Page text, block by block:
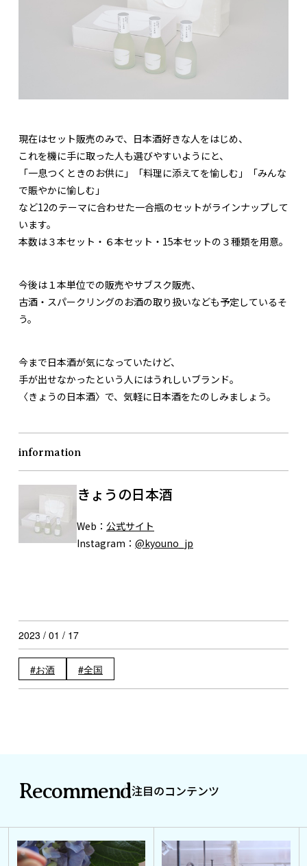
現在はセット販売のみで、日本酒好きな人をはじめ、
これを機に手に取った人も選びやすいようにと、
「一息つくときのお供に」「料理に添えてを愉しむ」「みんな
で賑やかに愉しむ」
など12のテーマに合わせた一合瓶のセットがラインナップして
います。
本数は３本セット・６本セット・15本セットの３種類を用意。
今後は１本単位での販売やサブスク販売、
古酒・スパークリングのお酒の取り扱いなども予定しているそ
う。
今まで日本酒が気になっていたけど、
手が出せなかったという人にはうれしいブランド。
〈きょうの日本酒〉で、気軽に日本酒をたのしみましょう。
information
きょうの日本酒
Web： 公式サイト
Instagram： @kyouno_jp
2023 / 01 / 17
お酒 全国
Recommend注目のコンテンツ